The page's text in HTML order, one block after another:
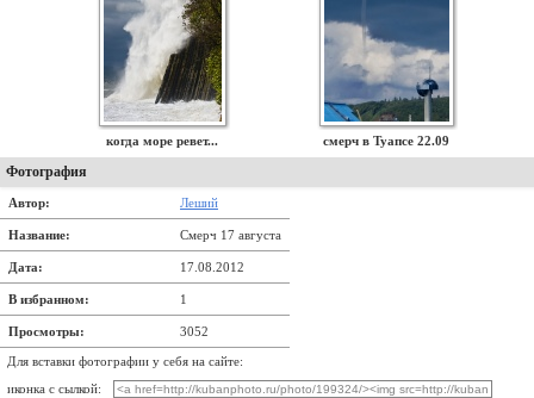
когда море ревет... смерч в Туапсе 22.09
Фотография
Автор: Леший
Название: Смерч 17 августа
Дата: 17.08.2012
В избранном: 1
Просмотры: 3052
Для вставки фотографии у себя на сайте:
иконка с сылкой: